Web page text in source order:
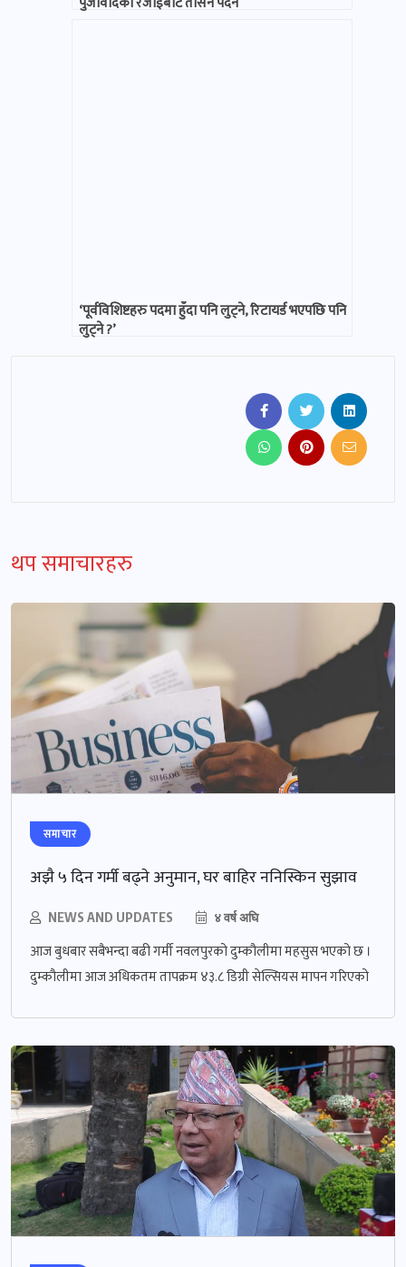
‘पूर्वविशिष्टहरु पदमा हुँदा पनि लुट्ने, रिटायर्ड भएपछि पनि
लुट्ने ?’
थप समाचारहरु
समाचार
अझै ५ दिन गर्मी बढ्ने अनुमान, घर बाहिर ननिस्किन सुझाव
NEWS AND UPDATES ४ वर्ष अघि
आज बुधबार सबैभन्दा बढी गर्मी नवलपुरको दुम्कौलीमा महसुस भएको छ ।
दुम्कौलीमा आज अधिकतम तापक्रम ४३.८ डिग्री सेल्सियस मापन गरिएको